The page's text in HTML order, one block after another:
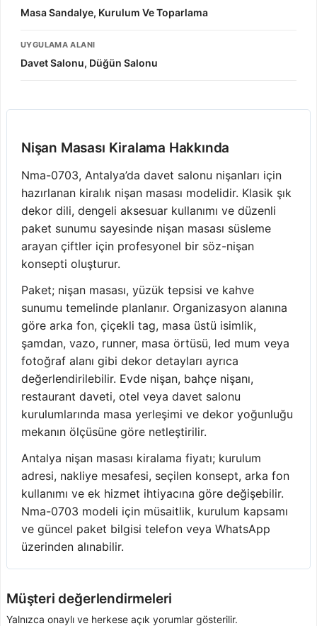
Masa Sandalye, Kurulum Ve Toparlama
UYGULAMA ALANI
Davet Salonu, Düğün Salonu
Nişan Masası Kiralama Hakkında
Nma-0703, Antalya’da davet salonu nişanları için
hazırlanan kiralık nişan masası modelidir. Klasik şık
dekor dili, dengeli aksesuar kullanımı ve düzenli
paket sunumu sayesinde nişan masası süsleme
arayan çiftler için profesyonel bir söz-nişan
konsepti oluşturur.
Paket; nişan masası, yüzük tepsisi ve kahve
sunumu temelinde planlanır. Organizasyon alanına
göre arka fon, çiçekli tag, masa üstü isimlik,
şamdan, vazo, runner, masa örtüsü, led mum veya
fotoğraf alanı gibi dekor detayları ayrıca
değerlendirilebilir. Evde nişan, bahçe nişanı,
restaurant daveti, otel veya davet salonu
kurulumlarında masa yerleşimi ve dekor yoğunluğu
mekanın ölçüsüne göre netleştirilir.
Antalya nişan masası kiralama fiyatı; kurulum
adresi, nakliye mesafesi, seçilen konsept, arka fon
kullanımı ve ek hizmet ihtiyacına göre değişebilir.
Nma-0703 modeli için müsaitlik, kurulum kapsamı
ve güncel paket bilgisi telefon veya WhatsApp
üzerinden alınabilir.
Müşteri değerlendirmeleri
Yalnızca onaylı ve herkese açık yorumlar gösterilir.